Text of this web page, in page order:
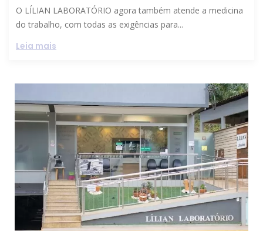
O LÍLIAN LABORATÓRIO agora também atende a medicina
do trabalho, com todas as exigências para...
Leia mais